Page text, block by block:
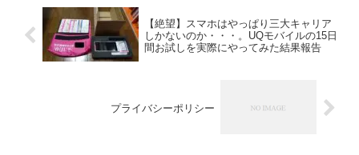
【絶望】スマホはやっぱり三大キャリア
しかないのか・・・。UQモバイルの15日
間お試しを実際にやってみた結果報告
プライバシーポリシー